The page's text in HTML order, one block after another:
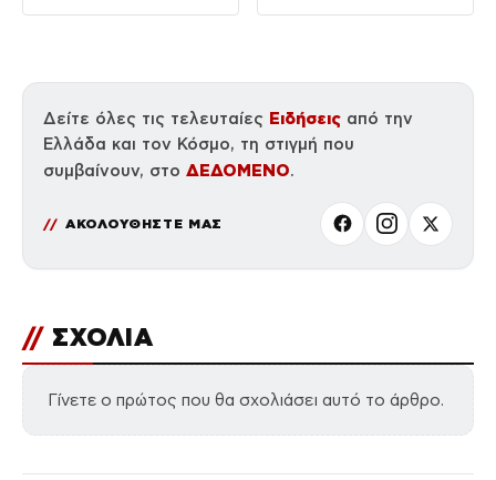
Δείτε όλες τις τελευταίες Ειδήσεις από την
Ελλάδα και τον Κόσμο, τη στιγμή που
συμβαίνουν, στο ΔΕΔΟΜΕΝΟ.
ΑΚΟΛΟΥΘΗΣΤΕ ΜΑΣ
// ΣΧΟΛΙΑ
Γίνετε ο πρώτος που θα σχολιάσει αυτό το άρθρο.